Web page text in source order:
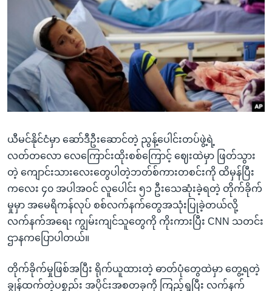
ပင်မ
အ
ညွန်း
စာမျက်နှာ
သို့
ရှာဖွေ
နေရာ
ကျော်
အမေရိကန်သုံးအီဒီယံ
မကြေးမုံရဲ့ အင်္ဂလိပ်စာ
ရုပ်ရှင်ထဲက အင်္ဂလိပ်စာ
သုတပဒေသာ အင်္ဂလိပ်စာ
အပတ်စဉ်ကဏ္ဍများ
ရေဒီယို
တီဗွီ
ရေဒီယိုနှင့်ရုပ်သံ အချက်အလက်များ
ရေဒီယို/တီဗွီအစီအစဉ်
Learning English
ဗွီအိုအေ လူမှုကွန်ယက်များ
ဘာသာစကားများ
ယီမင်နိုင်ငံမှာ ဆော်ဒီဦးဆောင်တဲ့ ညွန့်ပေါင်းတပ်ဖွဲ့ရဲ့
လတ်တလော လေကြောင်းထိုးစစ်ကြောင့် ဈေးထဲမှာ ဖြတ်သွား
တဲ့ ကျောင်းသားလေးတွေပါတဲ့ဘတ်စ်ကားတစင်းကို ထိမှန်ပြီး
ကလေး ၄၀ အပါအဝင် လူပေါင်း ၅၁ ဦးသေဆုံးခဲ့ရတဲ့ တိုက်ခိုက်
မှုမှာ အမေရိကန်လုပ် စစ်လက်နက်တွေအသုံးပြုခဲ့တယ်လို့
လက်နက်အရေး ကျွမ်းကျင်သူတွေကို ကိုးကားပြီး CNN သတင်း
ဌာနကပြောပါတယ်။
တိုက်ခိုက်မှုဖြစ်အပြီး ရိုက်ယူထားတဲ့ ဓာတ်ပုံတွေထဲမှာ တွေ့ရတဲ့
ချွန်ထက်တဲ့ပစ္စည်း အပိုင်းအစတခုကို ကြည့်ရှုပြီး လက်နက်